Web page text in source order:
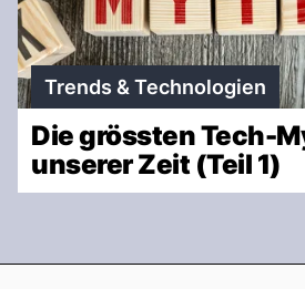
Trends & Technologien
Die grössten Tech-
unserer Zeit (Teil 1)